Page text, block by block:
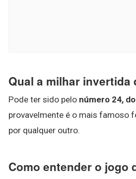
Qual a milhar invertida
Pode ter sido pelo número 24,
provavelmente é o mais famoso
por qualquer outro.
Como entender o jogo